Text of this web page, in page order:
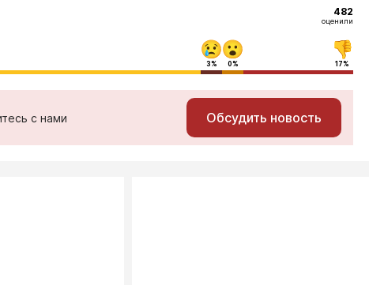
482
оценили
3% 0% 17%
с нами Обсудить новость